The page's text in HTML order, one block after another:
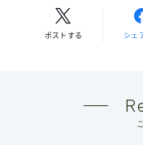
ポストする シェ